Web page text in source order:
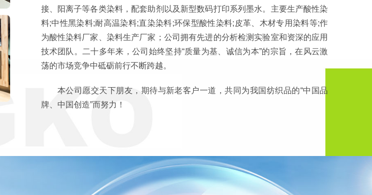
接、阳离子等各类染料，配套助剂以及新型数码打印系列墨水。主要生产酸性染
料;中性黑染料;耐高温染料;直染染料;环保型酸性染料;皮革、木材专用染料等;作
为酸性染料厂家、染料生产厂家；公司拥有先进的分析检测实验室和资深的应用
技术团队。二十多年来，公司始终坚持“质量为基、诚信为本”的宗旨，在风云激
荡的市场竞争中砥砺前行不断跨越。
本公司愿交天下朋友，期待与新老客户一道，共同为我国纺织品的“中国品
牌、中国创造”而努力！